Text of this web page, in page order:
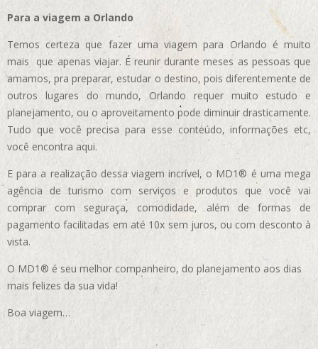
Para a viagem a Orlando
Temos certeza que fazer uma viagem para Orlando é muito
mais que apenas viajar. É reunir durante meses as pessoas que
amamos, pra preparar, estudar o destino, pois diferentemente de
outros lugares do mundo, Orlando requer muito estudo e
planejamento, ou o aproveitamento pode diminuir drasticamente.
Tudo que você precisa para esse conteúdo, informações etc,
você encontra aqui.
E para a realização dessa viagem incrível, o MD1® é uma mega
agência de turismo com serviços e produtos que você vai
comprar com seguraça, comodidade, além de formas de
pagamento facilitadas em até 10x sem juros, ou com desconto à
vista.
O MD1® é seu melhor companheiro, do planejamento aos dias
mais felizes da sua vida!
Boa viagem…